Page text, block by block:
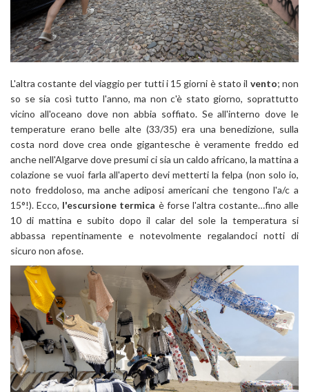
L'altra costante del viaggio per tutti i 15 giorni è stato il vento; non
so se sia così tutto l'anno, ma non c'è stato giorno, soprattutto
vicino all'oceano dove non abbia soffiato. Se all'interno dove le
temperature erano belle alte (33/35) era una benedizione, sulla
costa nord dove crea onde gigantesche è veramente freddo ed
anche nell'Algarve dove presumi ci sia un caldo africano, la mattina a
colazione se vuoi farla all'aperto devi metterti la felpa (non solo io,
noto freddoloso, ma anche adiposi americani che tengono l'a/c a
15°!). Ecco, l'escursione termica è forse l'altra costante…fino alle
10 di mattina e subito dopo il calar del sole la temperatura si
abbassa repentinamente e notevolmente regalandoci notti di
sicuro non afose.